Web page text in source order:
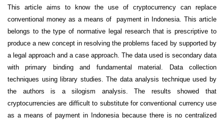
This article aims to know the use of cryptocurrency can replace
conventional money as a means of payment in Indonesia. This article
belongs to the type of normative legal research that is prescriptive to
produce a new concept in resolving the problems faced by supported by
a legal approach and a case approach. The data used is secondary data
with primary binding and fundamental material. Data collection
techniques using library studies. The data analysis technique used by
the authors is a silogism analysis. The results showed that
cryptocurrencies are difficult to substitute for conventional currency use
as a means of payment in Indonesia because there is no centralized